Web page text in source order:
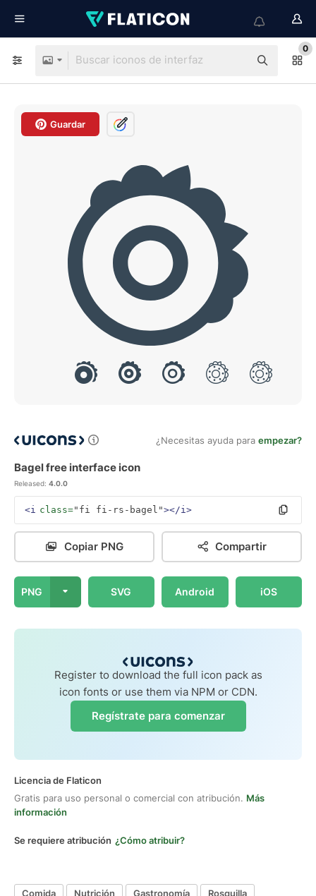
0
Guardar
¿Necesitas ayuda para empezar?
Bagel free interface icon
Released: 4.0.0
<i class="fi fi-rs-bagel"></i>
Copiar PNG Compartir
PNG SVG Android iOS
Register to download the full icon pack as
icon fonts or use them via NPM or CDN.
Regístrate para comenzar
Licencia de Flaticon
Gratis para uso personal o comercial con atribución. Más
información
Se requiere atribución ¿Cómo atribuir?
Comida Nutrición Gastronomía Rosquilla